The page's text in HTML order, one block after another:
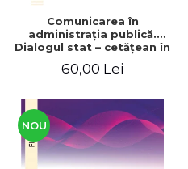
Comunicarea în
administraţia publică.
Dialogul stat – cetăţean în
european / Communication
The state-citizen dialogue
in national and European
context
60,00 Lei
NOU